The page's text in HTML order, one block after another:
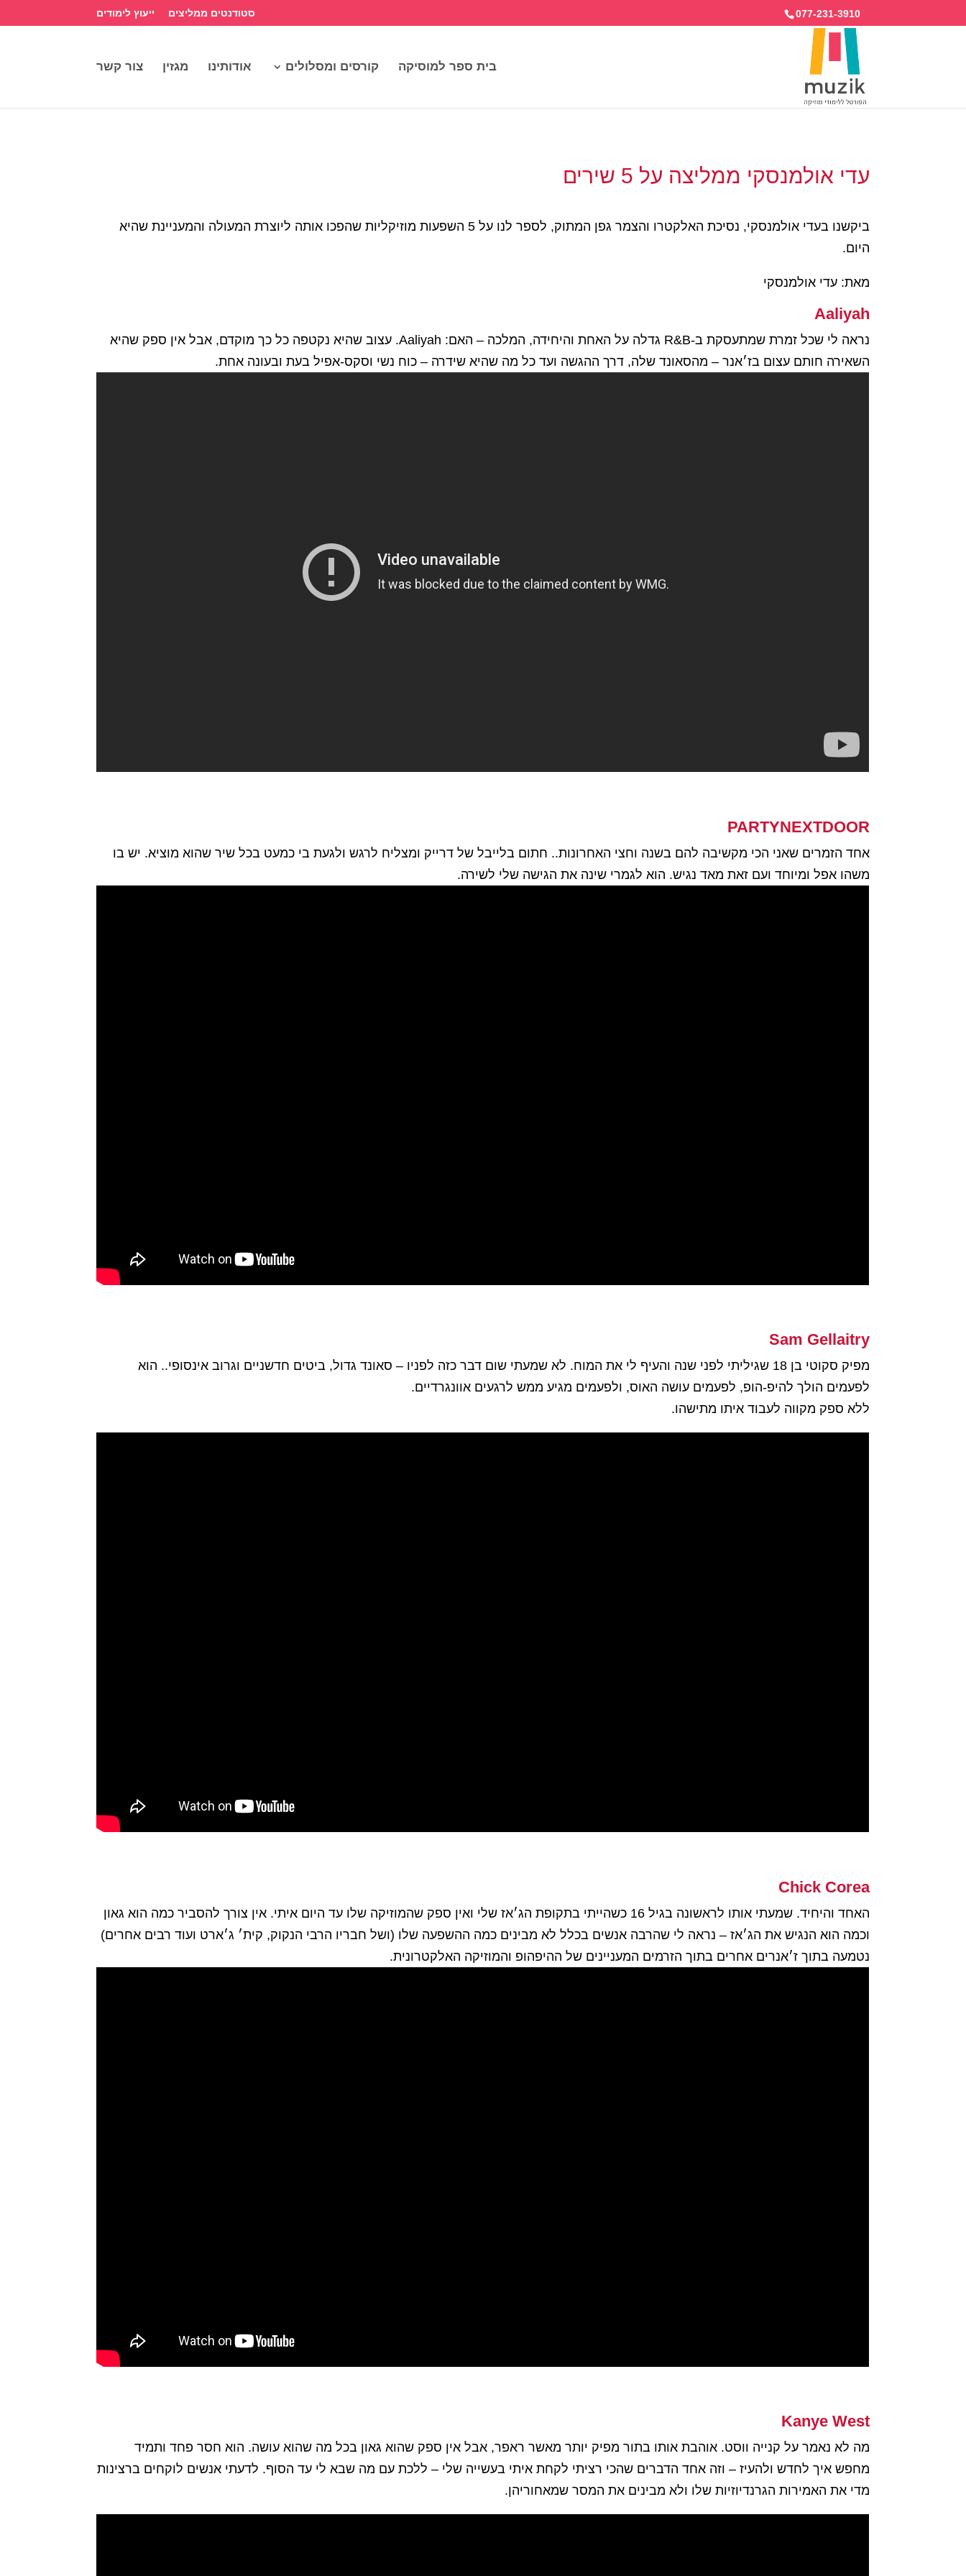
077-231-3910 סטודנטים ממליצים ייעוץ לימודים
בית ספר למוסיקה קורסים ומסלולים אודותינו מגזין צור קשר
עדי אולמנסקי ממליצה על 5 שירים
ביקשנו בעדי אולמנסקי, נסיכת האלקטרו והצמר גפן המתוק, לספר לנו על 5 השפעות מוזיקליות שהפכו אותה ליוצרת המעולה והמעניינת שהיא
היום.
מאת: עדי אולמנסקי
Aaliyah
נראה לי שכל זמרת שמתעסקת ב-R&B גדלה על האחת והיחידה, המלכה – האם: Aaliyah. עצוב שהיא נקטפה כל כך מוקדם, אבל אין ספק שהיא
השאירה חותם עצום בז׳אנר – מהסאונד שלה, דרך ההגשה ועד כל מה שהיא שידרה – כוח נשי וסקס-אפיל בעת ובעונה אחת.
PARTYNEXTDOOR
אחד הזמרים שאני הכי מקשיבה להם בשנה וחצי האחרונות.. חתום בלייבל של דרייק ומצליח לרגש ולגעת בי כמעט בכל שיר שהוא מוציא. יש בו
משהו אפל ומיוחד ועם זאת מאד נגיש. הוא לגמרי שינה את הגישה שלי לשירה.
Sam Gellaitry
מפיק סקוטי בן 18 שגיליתי לפני שנה והעיף לי את המוח. לא שמעתי שום דבר כזה לפניו – סאונד גדול, ביטים חדשניים וגרוב אינסופי.. הוא
לפעמים הולך להיפ-הופ, לפעמים עושה האוס, ולפעמים מגיע ממש לרגעים אוונגרדיים.
ללא ספק מקווה לעבוד איתו מתישהו.
Chick Corea
האחד והיחיד. שמעתי אותו לראשונה בגיל 16 כשהייתי בתקופת הג׳אז שלי ואין ספק שהמוזיקה שלו עד היום איתי. אין צורך להסביר כמה הוא גאון
וכמה הוא הנגיש את הג׳אז – נראה לי שהרבה אנשים בכלל לא מבינים כמה ההשפעה שלו (ושל חבריו הרבי הנקוק, קית׳ ג׳ארט ועוד רבים אחרים)
נטמעה בתוך ז׳אנרים אחרים בתוך הזרמים המעניינים של ההיפהופ והמוזיקה האלקטרונית.
Kanye West
מה לא נאמר על קנייה ווסט. אוהבת אותו בתור מפיק יותר מאשר ראפר, אבל אין ספק שהוא גאון בכל מה שהוא עושה. הוא חסר פחד ותמיד
מחפש איך לחדש ולהעיז – וזה אחד הדברים שהכי רציתי לקחת איתי בעשייה שלי – ללכת עם מה שבא לי עד הסוף. לדעתי אנשים לוקחים ברצינות
מדי את האמירות הגרנדיוזיות שלו ולא מבינים את המסר שמאחוריהן.